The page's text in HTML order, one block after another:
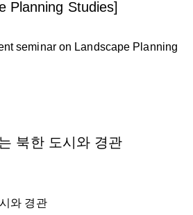
Planning Studies]
북한 도시와 경관